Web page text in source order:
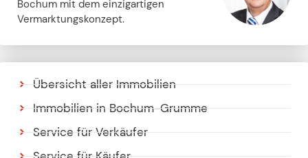
Bochum mit dem einzigartigen
Vermarktungskonzept.
Übersicht aller Immobilien
Immobilien in Bochum-Grumme
Service für Verkäufer